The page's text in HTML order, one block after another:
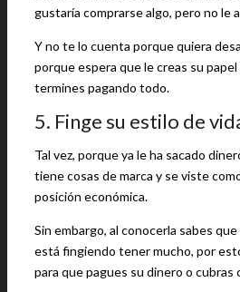
gustaría comprarse algo, pero no le
Y no te lo cuenta porque quiera
porque espera que le creas su
termines pagando todo.
5. Finge su estilo de
Tal vez, porque ya le ha sacado
tiene cosas de marca y se viste
posición económica.
Sin embargo, al conocerla sabes
está fingiendo tener mucho, por
para que pagues su dinero o cubras